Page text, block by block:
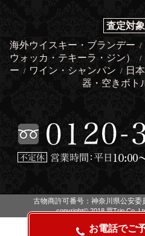
査定対
海外ウイスキー・ブランデー /
ウォッカ・テキーラ・ジン）
/
ー / ワイン・シャンパン / 日
器・空きボト
古物商許可番号：神奈川県公安
copyright© 2018 買Trip
お電話でご